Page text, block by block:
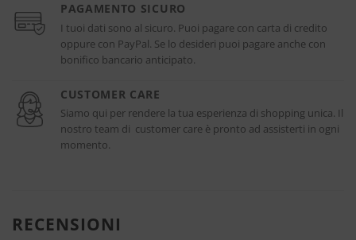
PAGAMENTO SICURO
I tuoi dati sono al sicuro. Puoi pagare con carta di credito
oppure con PayPal. Se lo desideri puoi pagare anche con
bonifico bancario anticipato.
CUSTOMER CARE
Siamo qui per rendere la tua esperienza di shopping unica. Il
nostro team di customer care è pronto ad assisterti in ogni
momento.
RECENSIONI